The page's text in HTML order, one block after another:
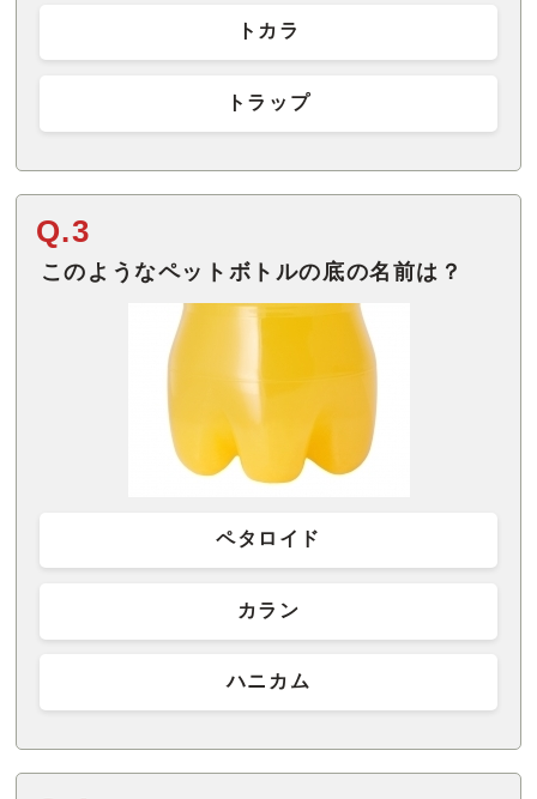
トカラ
トラップ
Q.3
このようなペットボトルの底の名前は？
ペタロイド
カラン
ハニカム